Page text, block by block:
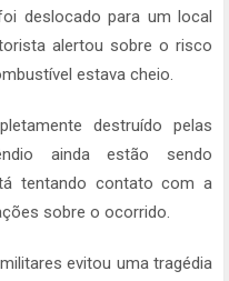
deslocado para um local
alertou sobre o risco
estava cheio.
destruído pelas
ainda estão sendo
tentando contato com a
sobre o ocorrido.
evitou uma tragédia